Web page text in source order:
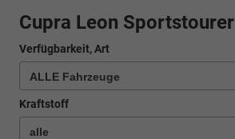
Cupra Leon Sportstourer
Verfügbarkeit, Art
Kraftstoff